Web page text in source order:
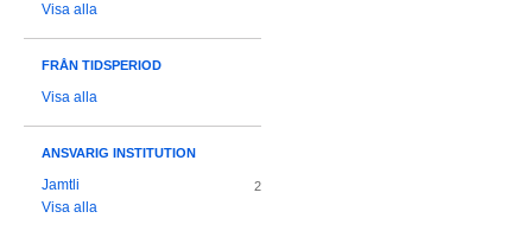
Visa alla
FRÅN TIDSPERIOD
Visa alla
ANSVARIG INSTITUTION
Jamtli 2
Visa alla